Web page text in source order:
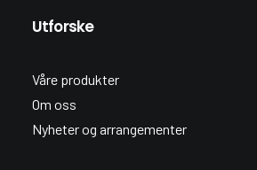
Utforske
Våre produkter
Om oss
Nyheter og arrangementer